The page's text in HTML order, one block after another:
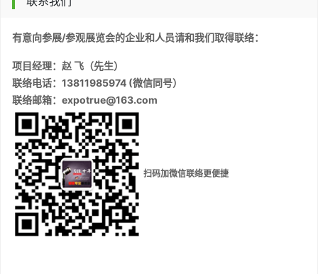
有意向参展/参观展览会的企业和人员请和我们取得联络：
项目经理：赵 飞（先生）
联络电话：13811985974 (微信同号）
联络邮箱：expotrue@163.com
扫码加微信联络更便捷